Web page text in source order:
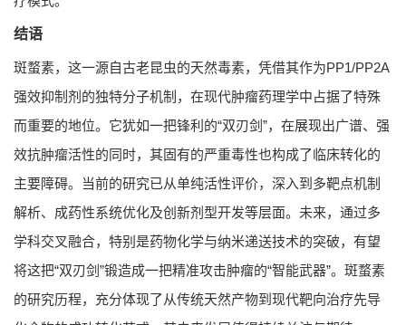
结语
斑蝥素，这一源自古老昆虫的天然毒素，凭借其作为PP1/PP2A
强效抑制剂的独特分子机制，在现代肿瘤药理学中占据了特殊
而重要的地位。它犹如一把锋利的“双刃剑”，在展现出广谱、强
效抗肿瘤活性的同时，其固有的严重毒性也构成了临床转化的
主要障碍。当前的研究已从单纯活性评价，深入到多靶点机制
解析、成药性系统优化及创新剂型开发等层面。未来，通过多
学科交叉融合，特别是药物化学与纳米递送技术的突破，有望
将这把“双刃剑”锻造成一把精准攻击肿瘤的“智能武器”。斑蝥素
的研究历程，充分体现了从传统天然产物到现代靶向治疗先导